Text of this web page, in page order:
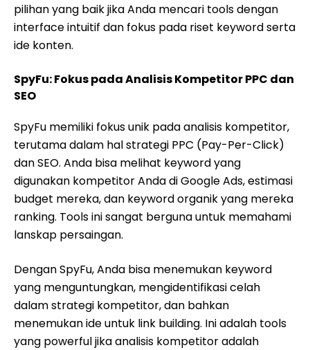
pilihan yang baik jika Anda mencari tools dengan
interface intuitif dan fokus pada riset keyword serta
ide konten.
SpyFu: Fokus pada Analisis Kompetitor PPC dan
SEO
SpyFu memiliki fokus unik pada analisis kompetitor,
terutama dalam hal strategi PPC (Pay-Per-Click)
dan SEO. Anda bisa melihat keyword yang
digunakan kompetitor Anda di Google Ads, estimasi
budget mereka, dan keyword organik yang mereka
ranking. Tools ini sangat berguna untuk memahami
lanskap persaingan.
Dengan SpyFu, Anda bisa menemukan keyword
yang menguntungkan, mengidentifikasi celah
dalam strategi kompetitor, dan bahkan
menemukan ide untuk link building. Ini adalah tools
yang powerful jika analisis kompetitor adalah